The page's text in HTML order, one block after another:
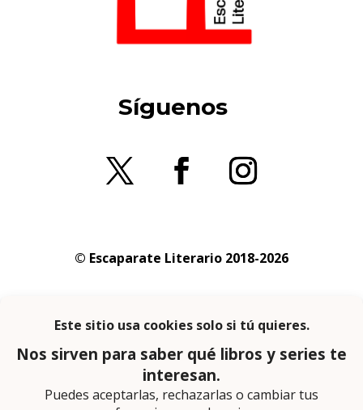
Síguenos
© Escaparate Literario 2018-2026
privacidad
En calidad de afiliado de Amazon obtengo